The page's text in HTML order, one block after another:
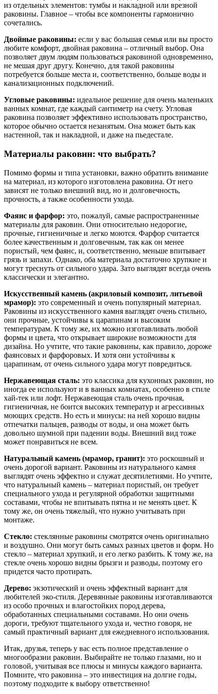
из отдельных элементов: тумбы и накладной или врезной
раковины. Главное – чтобы все компоненты гармонично
сочетались.
Двойные раковины: если у вас большая семья или вы просто
любите комфорт, двойная раковина – отличный выбор. Она
позволяет двум людям пользоваться раковиной одновременно,
не мешая друг другу. Конечно, для такой раковины
потребуется больше места и, соответственно, больше воды и
канализационных подключений.
Угловые раковины: идеальное решение для очень маленьких
ванных комнат, где каждый сантиметр на счету. Угловая
раковина позволяет эффективно использовать пространство,
которое обычно остается незанятым. Она может быть как
настенной, так и накладной, и даже на пьедестале.
Материалы раковин: что выбрать?
Помимо формы и типа установки, важно обратить внимание
на материал, из которого изготовлена раковина. От него
зависят не только внешний вид, но и долговечность,
прочность, а также особенности ухода.
Фаянс и фарфор: это, пожалуй, самые распространенные
материалы для раковин. Они относительно недорогие,
прочные, гигиеничные и легко моются. Фарфор считается
более качественным и долговечным, так как он менее
пористый, чем фаянс, и, соответственно, меньше впитывает
грязь и запахи. Однако, оба материала достаточно хрупкие и
могут треснуть от сильного удара. Зато выглядят всегда очень
классически и элегантно.
Искусственный камень (акриловый композит, литьевой
мрамор): это современный и очень популярный материал.
Раковины из искусственного камня выглядят очень стильно,
они прочные, устойчивы к царапинам и высоким
температурам. К тому же, их можно изготавливать любой
формы и цвета, что открывает широкие возможности для
дизайна. Но учтите, что такие раковины, как правило, дороже
фаянсовых и фарфоровых. И хотя они устойчивы к
царапинам, от очень сильного удара могут повредиться.
Нержавеющая сталь: это классика для кухонных раковин, но
иногда ее используют и в ванных комнатах, особенно в стиле
хай-тек или лофт. Нержавеющая сталь очень прочная,
гигиеничная, не боится высоких температур и агрессивных
моющих средств. Но есть и минусы: на ней хорошо видны
отпечатки пальцев, разводы от воды, и она может быть
довольно шумной при падении воды. Внешний вид тоже
может понравиться не всем.
Натуральный камень (мрамор, гранит): это роскошный и
очень дорогой вариант. Раковины из натурального камня
выглядят очень эффектно и служат десятилетиями. Но учтите,
что натуральный камень – материал пористый, он требует
специального ухода и регулярной обработки защитными
составами, чтобы не впитывать пятна и не менять цвет. К
тому же, он очень тяжелый, что нужно учитывать при
монтаже.
Стекло: стеклянные раковины смотрятся очень оригинально
и воздушно. Они могут быть самых разных цветов и форм. Но
стекло – материал хрупкий, и его легко разбить. К тому же, на
стекле очень хорошо видны брызги и разводы, поэтому его
придется часто протирать.
Дерево: экзотический и очень эффектный вариант для
любителей эко-стиля. Деревянные раковины изготавливаются
из особо прочных и влагостойких пород дерева,
обработанных специальными составами. Но они очень
дороги, требуют тщательного ухода и, честно говоря, не
самый практичный вариант для ежедневного использования.
Итак, друзья, теперь у вас есть полное представление о
многообразии раковин. Выбирайте не только глазами, но и
головой, учитывая все плюсы и минусы каждого варианта.
Помните, что раковина – это инвестиция на долгие годы,
поэтому подходите к выбору ответственно!